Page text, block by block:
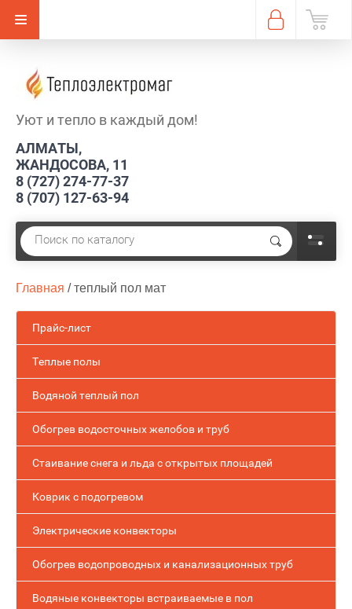
Уют и тепло в каждый дом!
АЛМАТЫ,
ЖАНДОСОВА, 11
8 (727) 274-77-37
8 (707) 127-63-94
Главная / теплый пол мат
Прайс-лист
Теплые полы
Водяной теплый пол
Обогрев водосточных желобов и труб
Стаивание снега и льда с открытых площадей
Коврик с подогревом
Электрические конвекторы
Обогрев водопроводных и канализационных труб
Водяные конвекторы встраиваемые в пол